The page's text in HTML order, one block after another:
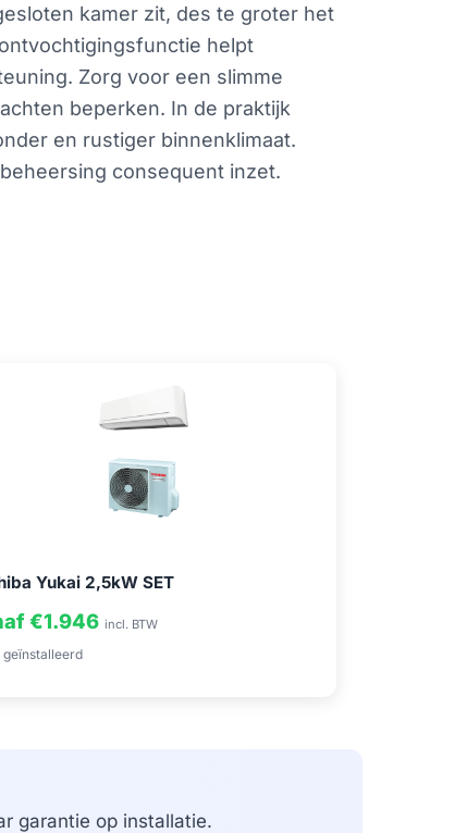
kamer zit, des te groter het
helpt
Zorg voor een slimme
beperken. In de praktijk
en rustiger binnenklimaat.
consequent inzet.
Yukai 2,5kW SET
€1.946 incl. BTW
geïnstalleerd
garantie op installatie.